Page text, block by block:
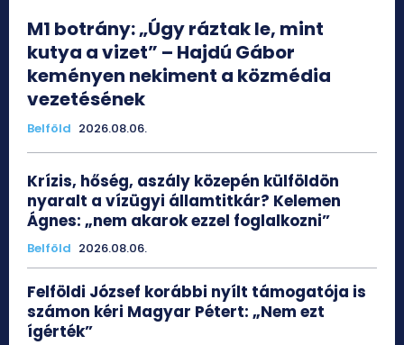
M1 botrány: „Úgy ráztak le, mint
kutya a vizet” – Hajdú Gábor
keményen nekiment a közmédia
vezetésének
Belföld 2026.08.06.
Krízis, hőség, aszály közepén külföldön
nyaralt a vízügyi államtitkár? Kelemen
Ágnes: „nem akarok ezzel foglalkozni”
Belföld 2026.08.06.
Felföldi József korábbi nyílt támogatója is
számon kéri Magyar Pétert: „Nem ezt
ígérték”